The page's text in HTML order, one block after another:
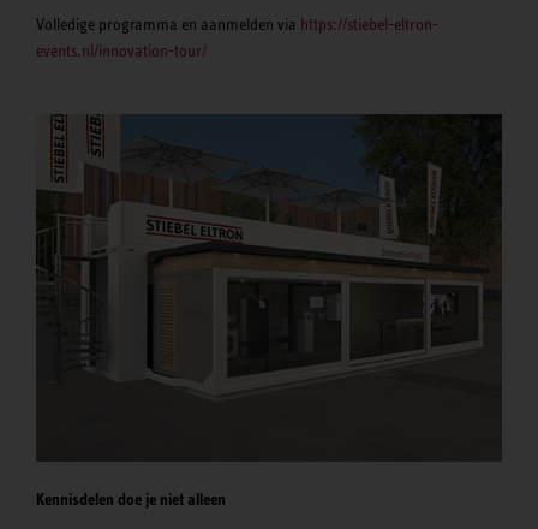
Volledige programma en aanmelden via https://stiebel-eltron-
events.nl/innovation-tour/
Kennisdelen doe je niet alleen